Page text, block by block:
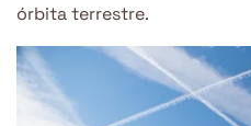
órbita terrestre.